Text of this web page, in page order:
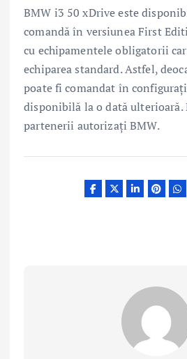
BMW i3 50 xDrive este
comandă în versiunea First
cu echipamentele obligatorii
echiparea standard. Astfel,
poate fi comandat în
disponibilă la o dată
partenerii autorizaţi BMW.